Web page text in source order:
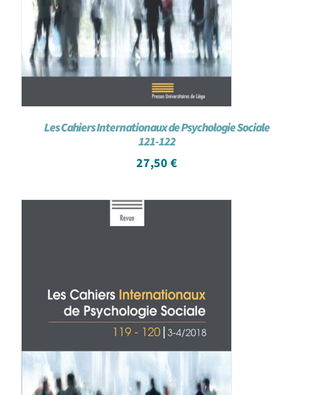
Les Cahiers Internationaux de Psychologie Sociale
121-122
27,50 €